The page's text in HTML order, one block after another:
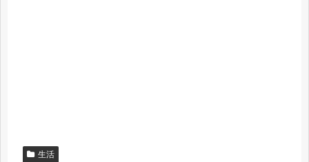
生活